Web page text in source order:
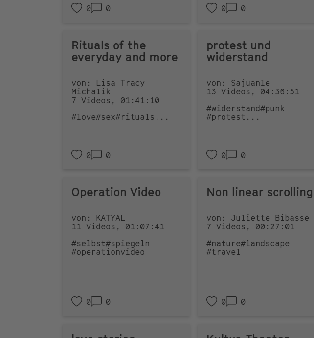
0 0 0 0
Rituals of the
everyday and more
von: Lisa Tracy
Michalik
7 Videos, 01:41:10
#love#sex#rituals ...
0 0
protest und
widerstand
von: Sajuanle
13 Videos, 04:36:51
#widerstand#punk
#protest ...
0 0
Operation Video
von: KATYAL
11 Videos, 01:07:41
#selbst#spiegeln
#operationvideo
0 0
Non linear scrolling
von: Juliette Bibasse
7 Videos, 00:27:01
#nature#landscape
#travel
0 0